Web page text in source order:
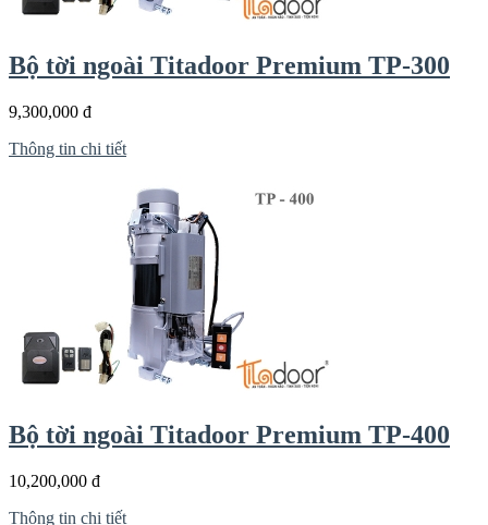
Bộ tời ngoài Titadoor Premium TP-300
9,300,000 đ
Thông tin chi tiết
Bộ tời ngoài Titadoor Premium TP-400
10,200,000 đ
Thông tin chi tiết